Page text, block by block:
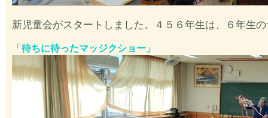
新児童会がスタートしました。４５６年生は、６年生
「 待ちに待ったマッジクショー 」